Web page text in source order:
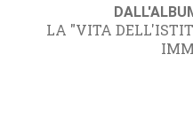
LA "VITA